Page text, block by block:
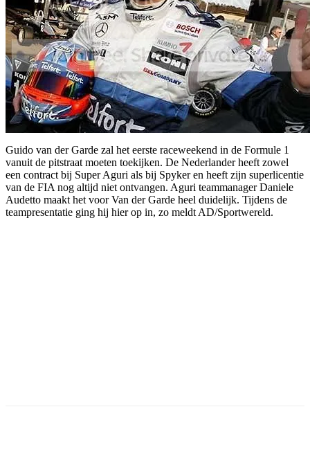
Guido van der Garde zal het eerste raceweekend in de Formule 1
vanuit de pitstraat moeten toekijken. De Nederlander heeft zowel
een contract bij Super Aguri als bij Spyker en heeft zijn superlicentie
van de FIA nog altijd niet ontvangen. Aguri teammanager Daniele
Audetto maakt het voor Van der Garde heel duidelijk. Tijdens de
teampresentatie ging hij hier op in, zo meldt AD/Sportwereld.